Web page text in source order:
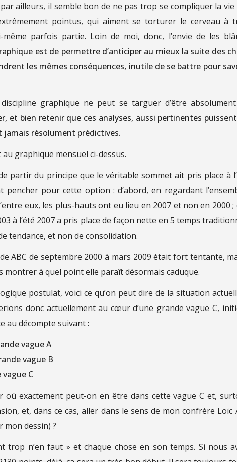
ailleurs, il semble bon de ne pas trop se compliquer la
pointus, qui aiment se torturer le cerveau à
parfois partie. Loin de moi, donc, l’envie de les
est de permettre d’anticiper au mieux la suite des
les mêmes conséquences, inutile de se battre pour
discipline graphique ne peut se targuer d’être
et bien retenir que ces analyses, aussi pertinentes
résolument prédictives.
graphique mensuel ci-dessus.
partir du principe que le véritable sommet ait pris place à
pour cette option : d’abord, en regardant
eux, les plus-hauts ont eu lieu en 2007 et non en 2000
à l’été 2007 a pris place de façon nette en 5 temps
tendance, et non de consolidation.
ABC de septembre 2000 à mars 2009 était fort tentante,
montrer à quel point elle paraît désormais caduque.
postulat, voici ce qu’on peut dire de la situation
donc actuellement au cœur d’une grande vague C,
au décompte suivant :
vague A
vague B
vague C
où exactement peut-on en être dans cette vague C et,
et, dans ce cas, aller dans le sens de mon confrère Loïc
mon dessin) ?
trop n’en faut » et chaque chose en son temps. Si nous